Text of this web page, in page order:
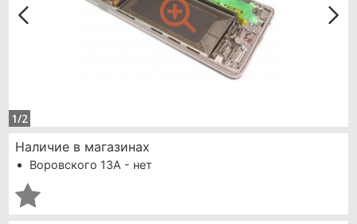
1/2
Наличие в магазинах
Воровского 13А - нет